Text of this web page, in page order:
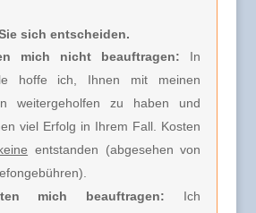
sich entscheiden.
mich nicht beauftragen: In
hoffe ich, Ihnen mit meinen
weitergeholfen zu haben und
viel Erfolg in Ihrem Fall. Kosten
entstanden (abgesehen von
mich beauftragen: Ich